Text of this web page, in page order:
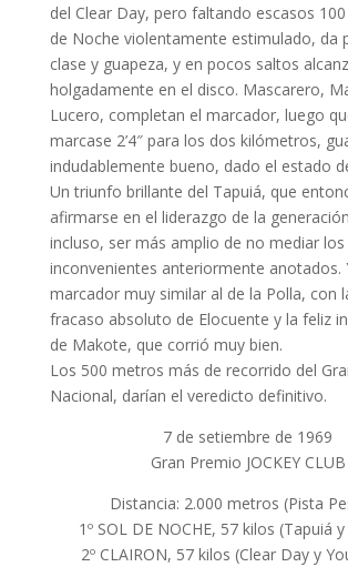
del Clear Day, pero faltando escasos
de Noche violentamente estimulado, da
clase y guapeza, y en pocos saltos
holgadamente en el disco. Mascarero,
Lucero, completan el marcador, luego
marcase 2’4″ para los dos kilómetros,
indudablemente bueno, dado el estado
Un triunfo brillante del Tapuiá, que
afirmarse en el liderazgo de la
incluso, ser más amplio de no mediar los
inconvenientes anteriormente anotados.
marcador muy similar al de la Polla, con
fracaso absoluto de Elocuente y la feliz
de Makote, que corrió muy bien.
Los 500 metros más de recorrido del
Nacional, darían el veredicto definitivo.
7 de setiembre de 1969
Gran Premio JOCKEY CLUB
Distancia: 2.000 metros (Pista
1º SOL DE NOCHE, 57 kilos (Tapuiá
2º CLAIRON, 57 kilos (Clear Day y